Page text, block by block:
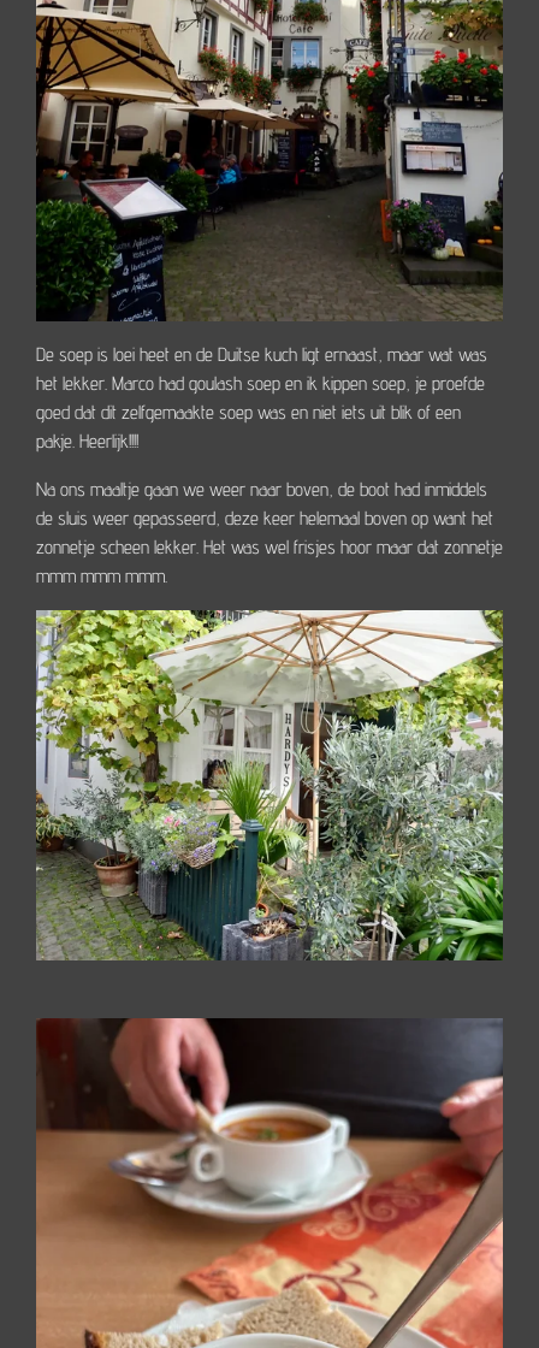
De soep is loei heet en de Duitse kuch ligt ernaast, maar wat was
het lekker. Marco had goulash soep en ik kippen soep, je proefde
goed dat dit zelfgemaakte soep was en niet iets uit blik of een
pakje. Heerlijk!!!!
Na ons maaltje gaan we weer naar boven, de boot had inmiddels
de sluis weer gepasseerd, deze keer helemaal boven op want het
zonnetje scheen lekker. Het was wel frisjes hoor maar dat zonnetje
mmm mmm mmm.